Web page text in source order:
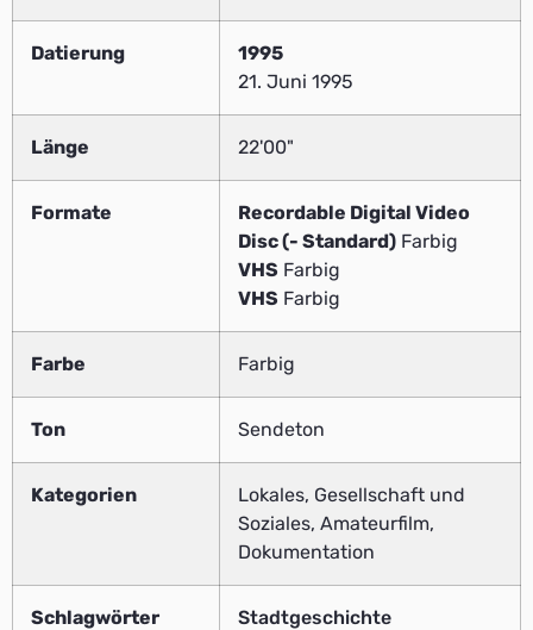
Datierung
1995
21. Juni 1995
Länge 22'00"
Formate
Recordable Digital Video
Disc (- Standard) Farbig
VHS Farbig
VHS Farbig
Farbe Farbig
Ton Sendeton
Kategorien
Lokales, Gesellschaft und
Soziales, Amateurfilm,
Dokumentation
Schlagwörter
Stadtgeschichte